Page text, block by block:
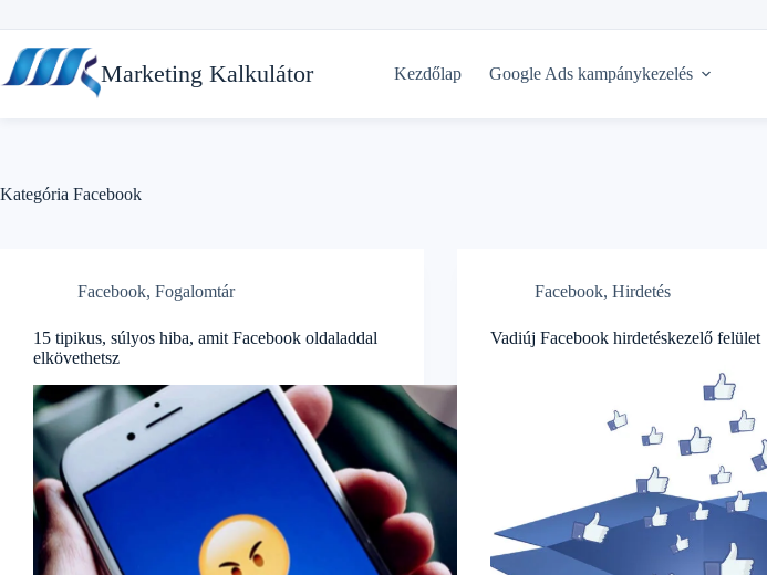
content
Marketing Kalkulátor Kezdőlap Google Ads kampánykezelés
Kategória Facebook
Facebook, Fogalomtár
15 tipikus, súlyos hiba, amit Facebook oldaladdal
elkövethetsz
Facebook,Hirdetés
Vadiúj Facebook hirdetéskezelő felület